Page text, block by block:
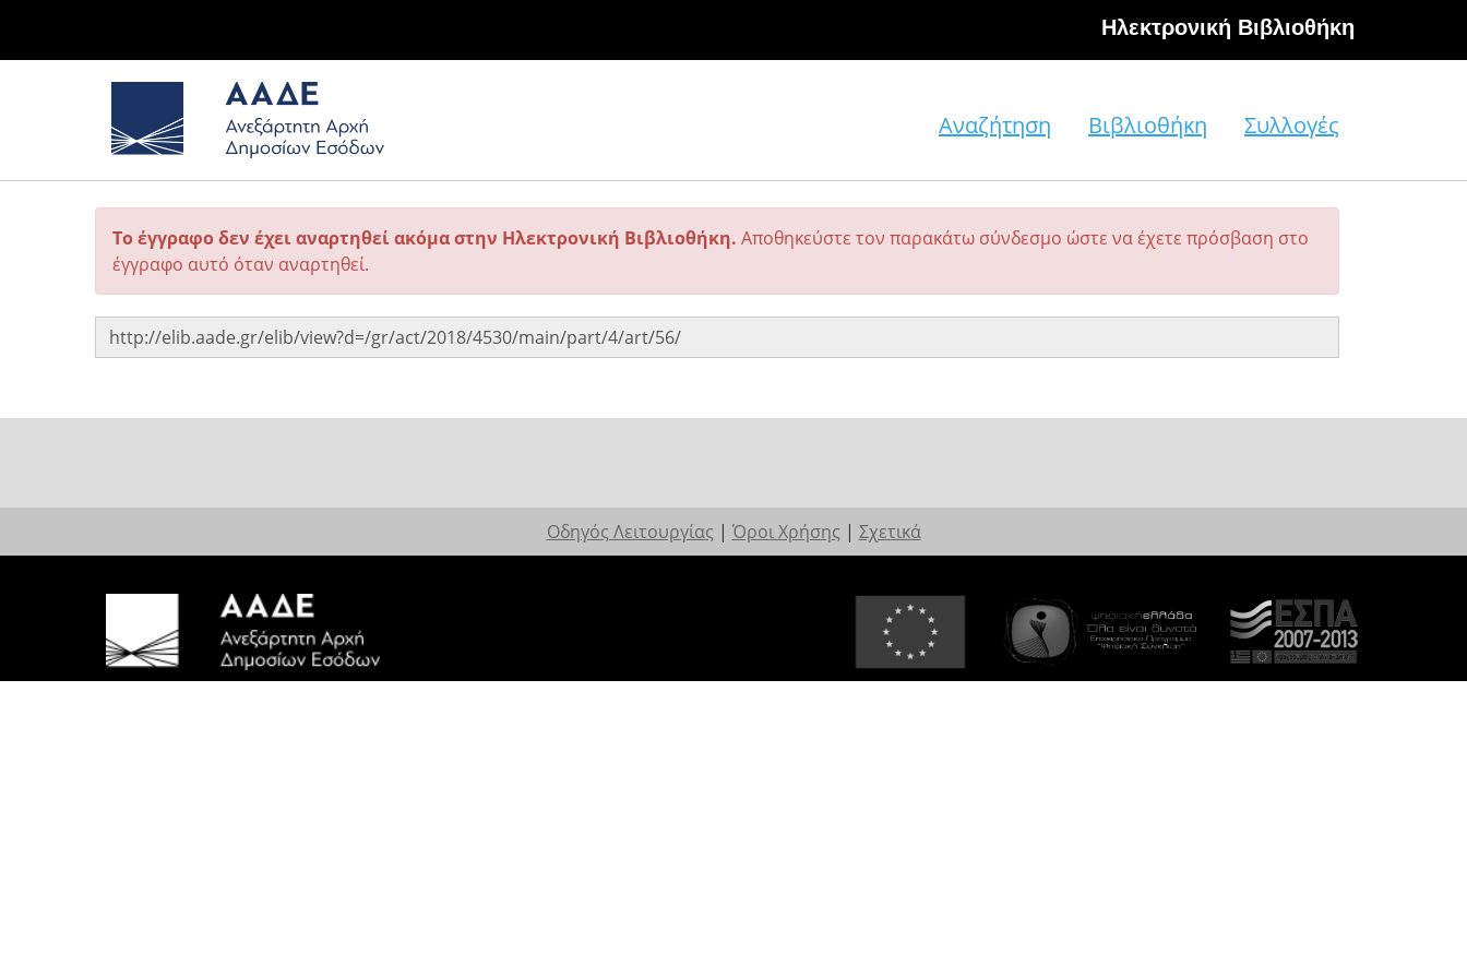
Hλεκτρονική Βιβλιοθήκη
Αναζήτηση Βιβλιοθήκη Συλλογές
Το έγγραφο δεν έχει αναρτηθεί ακόμα στην Ηλεκτρονική Βιβλιοθήκη. Αποθηκεύστε τον παρακάτω σύνδεσμο ώστε να έχετε πρόσβαση στο
έγγραφο αυτό όταν αναρτηθεί.
Οδηγός Λειτουργίας | Όροι Χρήσης | Σχετικά